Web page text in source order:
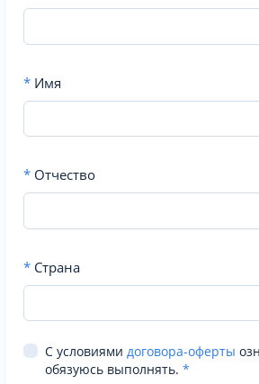
* Имя
* Отчество
* Страна
С условиями договора-оферты
обязуюсь выполнять. *